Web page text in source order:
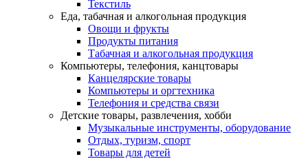
Текстиль
Еда, табачная и алкогольная продукция
Овощи и фрукты
Продукты питания
Табачная и алкогольная продукция
Компьютеры, телефония, канцтовары
Канцелярские товары
Компьютеры и оргтехника
Телефония и средства связи
Детские товары, развлечения, хобби
Музыкальные инструменты, оборудование
Отдых, туризм, спорт
Товары для детей